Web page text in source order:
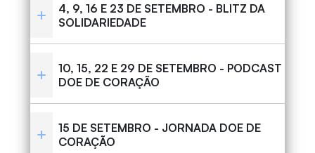
4, 9, 16 E 23 DE SETEMBRO - BLITZ DA
SOLIDARIEDADE
10, 15, 22 E 29 DE SETEMBRO - PODCAST
DOE DE CORAÇÃO
15 DE SETEMBRO - JORNADA DOE DE
CORAÇÃO